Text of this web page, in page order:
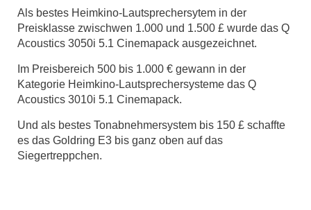
Als bestes Heimkino-Lautsprechersytem in der
Preisklasse zwischwen 1.000 und 1.500 £ wurde das Q
Acoustics 3050i 5.1 Cinemapack ausgezeichnet.
Im Preisbereich 500 bis 1.000 € gewann in der
Kategorie Heimkino-Lautsprechersysteme das Q
Acoustics 3010i 5.1 Cinemapack.
Und als bestes Tonabnehmersystem bis 150 £ schaffte
es das Goldring E3 bis ganz oben auf das
Siegertreppchen.